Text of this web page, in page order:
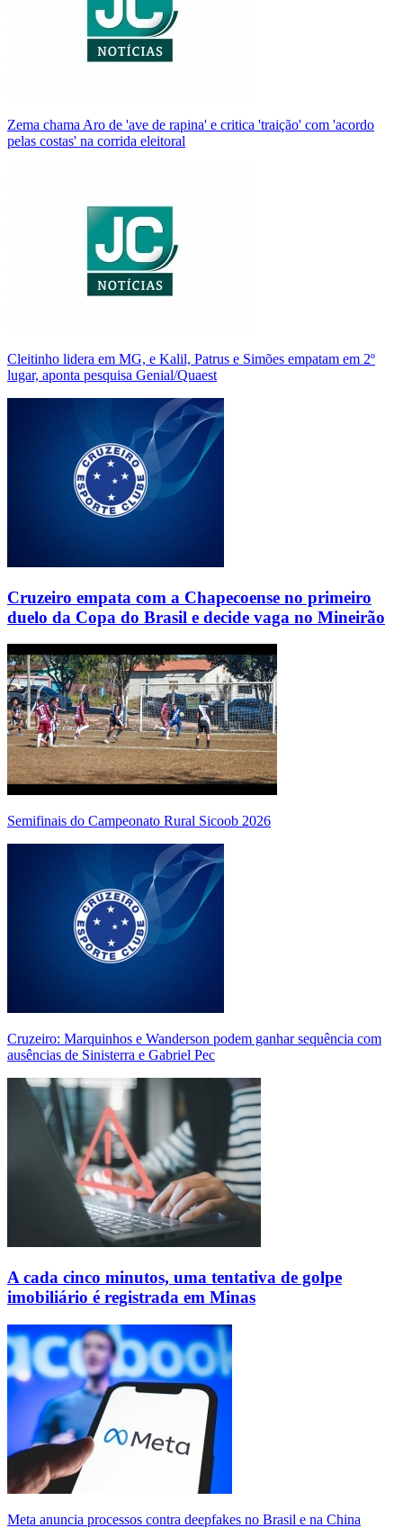
Zema chama Aro de 'ave de rapina' e critica 'traição' com 'acordo
pelas costas' na corrida eleitoral
Cleitinho lidera em MG, e Kalil, Patrus e Simões empatam em 2º
lugar, aponta pesquisa Genial/Quaest
Cruzeiro empata com a Chapecoense no primeiro
duelo da Copa do Brasil e decide vaga no Mineirão
Semifinais do Campeonato Rural Sicoob 2026
Cruzeiro: Marquinhos e Wanderson podem ganhar sequência com
ausências de Sinisterra e Gabriel Pec
A cada cinco minutos, uma tentativa de golpe
imobiliário é registrada em Minas
Meta anuncia processos contra deepfakes no Brasil e na China